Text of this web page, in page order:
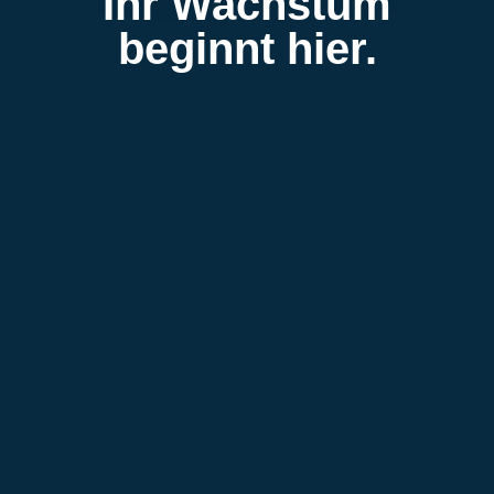
beginnt hier.